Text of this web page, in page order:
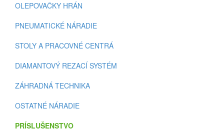
OLEPOVAČKY HRÁN
PNEUMATICKÉ NÁRADIE
STOLY A PRACOVNÉ CENTRÁ
DIAMANTOVÝ REZACÍ SYSTÉM
ZÁHRADNÁ TECHNIKA
OSTATNÉ NÁRADIE
PRÍSLUŠENSTVO